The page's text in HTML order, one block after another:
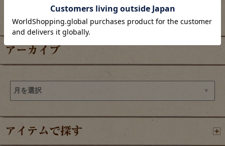
アーカイブ
アイテムで探す